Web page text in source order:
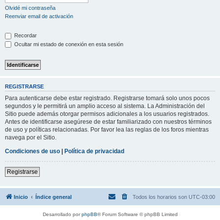
Olvidé mi contraseña
Reenviar email de activación
Recordar
Ocultar mi estado de conexión en esta sesión
REGISTRARSE
Para autenticarse debe estar registrado. Registrarse tomará solo unos pocos
segundos y le permitirá un amplio acceso al sistema. La Administración del
Sitio puede además otorgar permisos adicionales a los usuarios registrados.
Antes de identificarse asegúrese de estar familiarizado con nuestros términos
de uso y políticas relacionadas. Por favor lea las reglas de los foros mientras
navega por el Sitio.
Condiciones de uso | Política de privacidad
Registrarse
Inicio Índice general Todos los horarios son UTC-03:00
Desarrollado porphpBB® Forum Software © phpBB Limited